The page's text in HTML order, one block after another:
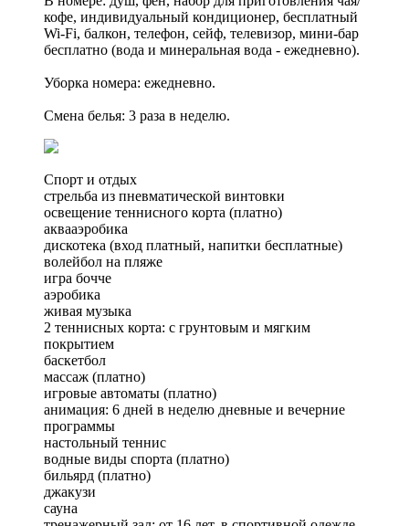
кофе, индивидуальный кондиционер, бесплатный
Wi-Fi, балкон, телефон, сейф, телевизор, мини-бар
бесплатно (вода и минеральная вода - ежедневно).
Уборка номера: ежедневно.
Смена белья: 3 раза в неделю.
Спорт и отдых
стрельба из пневматической винтовки
освещение теннисного корта (платно)
аквааэробика
дискотека (вход платный, напитки бесплатные)
волейбол на пляже
игра бочче
аэробика
живая музыка
2 теннисных корта: c грунтовым и мягким
покрытием
баскетбол
массаж (платно)
игровые автоматы (платно)
анимация: 6 дней в неделю дневные и вечерние
программы
настольный теннис
водные виды спорта (платно)
бильярд (платно)
джакузи
сауна